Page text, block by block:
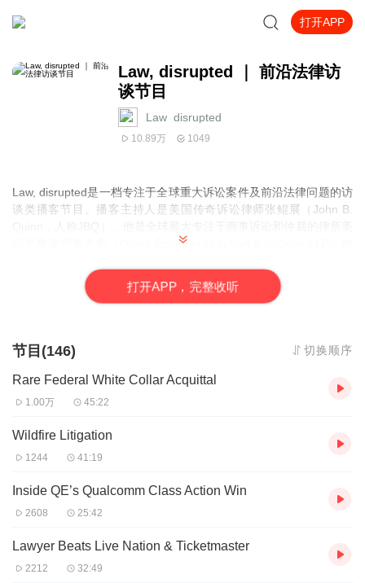
打开APP
Law, disrupted ｜ 前沿法律访
谈节目
Law_disrupted
10.89万 1049
Law, disrupted是一档专注于全球重大诉讼案件及前沿法律问题的访
谈类播客节目。播客主持人是美国传奇诉讼律师张鲲展（John B.
国昆鹰律师事务所（Quinn Emanuel Urquhart & Sullivan LLP）的
花板级别的诉讼律师和行业专家，揭秘全球各大商战背后的神仙过
招，探讨各行各业如何通过诉讼进行商业布局，并以此来描绘前沿
技艺和天马行空的想象力去解决那些千奇百怪的法律难题，也能听
到亲历历史重大案件的当事人或律师讲述他们的故事，还有各行业
顶尖专家对前沿问题的展望。
time with top experts in the field. The podcast tackles the legal
quandaries surrounding cutting-edge subjects, such as SPACs,
beyond.Your host is John B. Quinn, founder and chairman of
Quinn Emanuel Urquhart & Sullivan LLP, a 1100+ attorney
business litigation firm with 35 offices around the globe, each
John is regarded as one of the top trial lawyers in the world. With
his partners, he has built an institution that has consistently been
打开APP，完整收听
节目(146) 切换顺序
Rare Federal White Collar Acquittal
1.00万 45:22
Wildfire Litigation
1244 41:19
Inside QE’s Qualcomm Class Action Win
2608 25:42
Lawyer Beats Live Nation & Ticketmaster
2212 32:49